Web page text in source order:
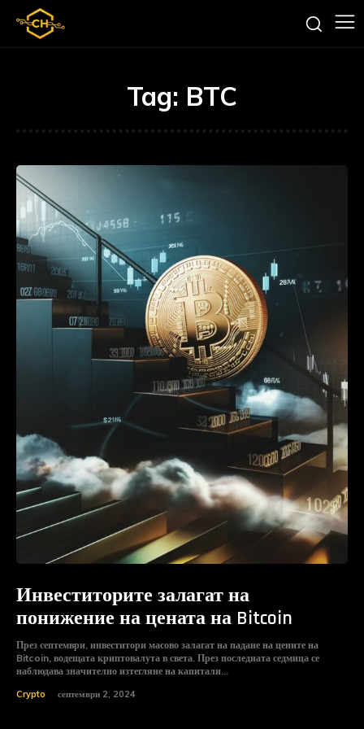
Tag: BTC
Инвеститорите залагат на
понижение на цената на Bitcoin
През септември, инвеститори масово залагат на падане на цените на
Bitcoin, водещата криптовалута в света. През последната седмица се
наблюдава значително изтегляне на капитали...
Crypto септември 2, 2024